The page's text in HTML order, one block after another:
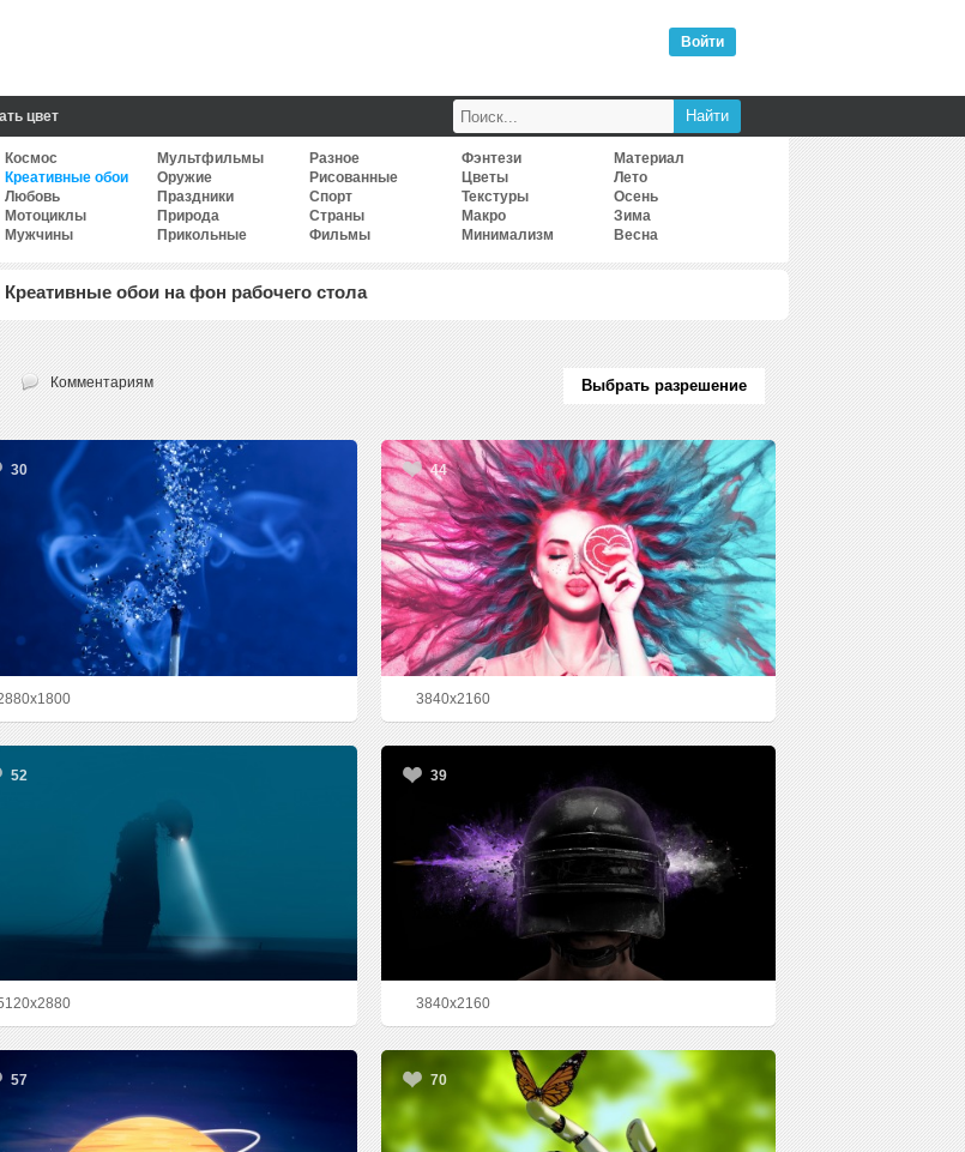
Войти
цвет
Космос
Креативные обои
Любовь
Мотоциклы
Мужчины
Мультфильмы
Оружие
Праздники
Природа
Прикольные
Разное
Рисованные
Спорт
Страны
Фильмы
Фэнтези
Цветы
Текстуры
Макро
Минимализм
Материал
Лето
Осень
Зима
Весна
обои на фон рабочего стола
Комментариям Выбрать разрешение
30 44
3840x2160
52 39
3840x2160
57 70